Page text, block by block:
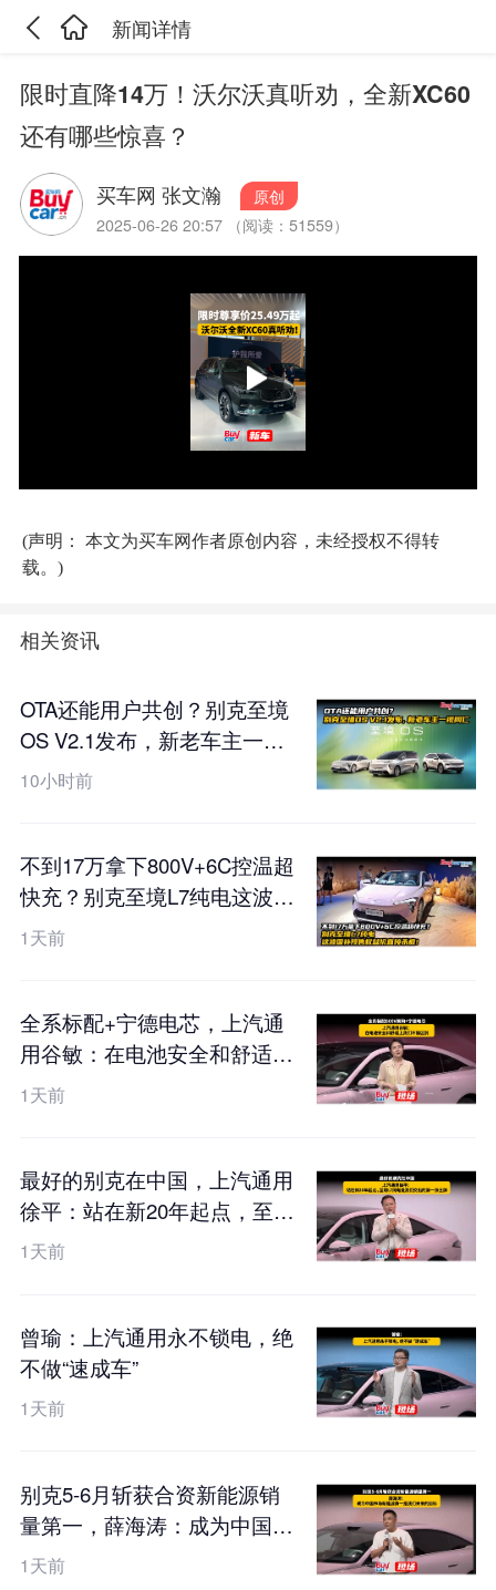
新闻详情
限时直降14万！沃尔沃真听劝，全新XC60
还有哪些惊喜？
买车网 张文瀚
原创
2025-06-26 20:57 （阅读：51559）
(声明： 本文为买车网作者原创内容，未经授权不得转
载。)
相关资讯
OTA还能用户共创？别克至境
OS V2.1发布，新老车主一视
同仁
10小时前
不到17万拿下800V+6C控温超
快充？别克至境L7纯电这波国
补预售权益价直接杀疯！
1天前
全系标配+宁德电芯，上汽通
用谷敏：在电池安全和舒适上
我们不搞区别
1天前
最好的别克在中国，上汽通用
徐平：站在新20年起点，至境
L7纯电是我们交出的第一张王
1天前
曾瑜：上汽通用永不锁电，绝
不做“速成车”
1天前
别克5-6月斩获合资新能源销
量第一，薛海涛：成为中国市
场新能源第一是我们未来的目
1天前